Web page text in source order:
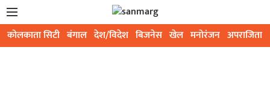
कोलकाता सिटी बंगाल देश/विदेश बिजनेस खेल मनोरंजन अपराजिता